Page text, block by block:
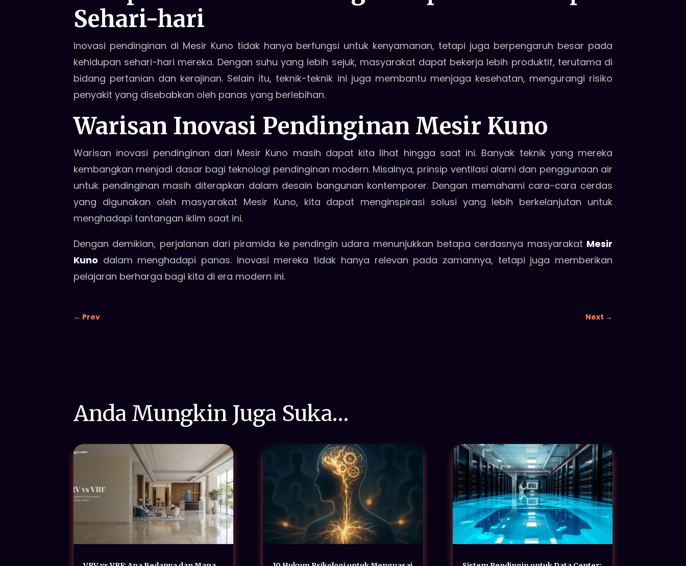
Sehari-hari
Inovasi pendinginan di Mesir Kuno tidak hanya berfungsi untuk kenyamanan, tetapi juga berpengaruh besar pada
kehidupan sehari-hari mereka. Dengan suhu yang lebih sejuk, masyarakat dapat bekerja lebih produktif, terutama di
bidang pertanian dan kerajinan. Selain itu, teknik-teknik ini juga membantu menjaga kesehatan, mengurangi risiko
penyakit yang disebabkan oleh panas yang berlebihan.
Warisan Inovasi Pendinginan Mesir Kuno
Warisan inovasi pendinginan dari Mesir Kuno masih dapat kita lihat hingga saat ini. Banyak teknik yang mereka
kembangkan menjadi dasar bagi teknologi pendinginan modern. Misalnya, prinsip ventilasi alami dan penggunaan air
untuk pendinginan masih diterapkan dalam desain bangunan kontemporer. Dengan memahami cara-cara cerdas
yang digunakan oleh masyarakat Mesir Kuno, kita dapat menginspirasi solusi yang lebih berkelanjutan untuk
menghadapi tantangan iklim saat ini.
Dengan demikian, perjalanan dari piramida ke pendingin udara menunjukkan betapa cerdasnya masyarakat Mesir
Kuno dalam menghadapi panas. Inovasi mereka tidak hanya relevan pada zamannya, tetapi juga memberikan
pelajaran berharga bagi kita di era modern ini.
← Prev Next →
Anda Mungkin Juga Suka…